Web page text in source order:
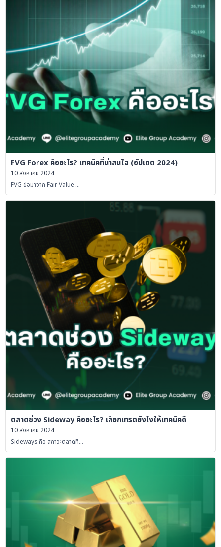
FVG Forex คืออะไร? เทคนิคที่น่าสนใจ (อัปเดต 2024)
10 สิงหาคม 2024
FVG ย่อมาจาก Fair Value …
ตลาดช่วง Sideway คืออะไร? เลือกเทรดยังไงให้เทคนิคดี
10 สิงหาคม 2024
Sideways คือ สภาวะตลาดที…